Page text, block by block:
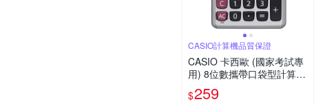
CASIO計算機品質保證
CASIO 卡西歐 (國家考試專
用) 8位數攜帶口袋型計算機
SX-300P
$259